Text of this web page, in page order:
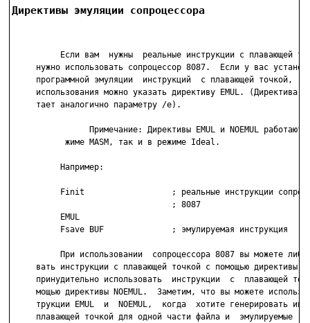
Директивы эмуляции сопроцессора
Если вам  нужны  реальные инструкции с плавающей
нужно использовать сопроцессор 8087.  Если у вас
программной эмуляции  инструкций  с плавающей точкой,
использования можно указать директиву EMUL. (Директива
     тает аналогично параметру /e).
Примечание: Директивы EMUL и NOEMUL работают
           жиме MASM, так и в режиме Ideal.
          Например:
Finit                  ; реальные инструкции
                                 ; 8087
          EMUL
          Fsave BUF              ; эмулируемая инструкция
При использовании  сопроцессора 8087 вы можете либо
вать инструкции с плавающей точкой с помощью директивы
принудительно использовать  инструкции  с  плавающей
мощью директивы NOEMUL.  Заметим, что вы можете
трукции EMUL  и  NOEMUL,  когда  хотите генерировать
плавающей точкой для одной части файла и  эмулируемые